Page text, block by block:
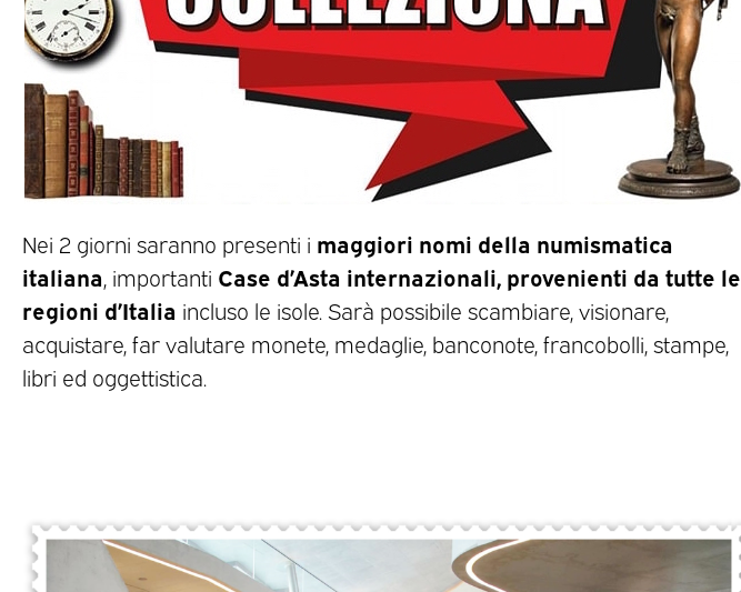
Nei 2 giorni saranno presenti i maggiori nomi della numismatica
italiana , importanti Case d’Asta internazionali, provenienti da tutte le
regioni d’Italia incluso le isole. Sarà possibile scambiare, visionare,
acquistare, far valutare monete, medaglie, banconote, francobolli, stampe,
libri ed oggettistica.